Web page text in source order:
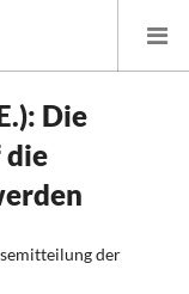
Die
die
der